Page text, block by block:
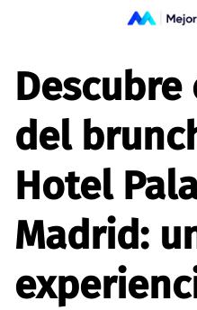
del
Hotel
Madrid: